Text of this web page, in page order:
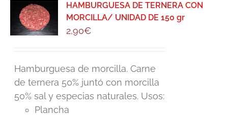
HAMBURGUESA DE TERNERA CON
MORCILLA/ UNIDAD DE 150 gr
2,90€
Hamburguesa de morcilla. Carne
de ternera 50% juntó con morcilla
50% sal y especias naturales. Usos:
Plancha